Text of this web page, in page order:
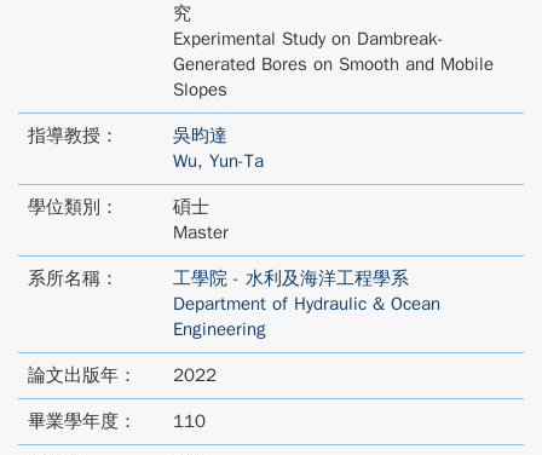
究
Experimental Study on Dambreak-
Generated Bores on Smooth and Mobile
Slopes
指導教授：
吳昀達
Wu, Yun-Ta
學位類別：
碩士
Master
系所名稱：
工學院 - 水利及海洋工程學系
Department of Hydraulic & Ocean
Engineering
論文出版年： 2022
畢業學年度： 110